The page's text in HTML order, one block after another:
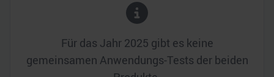
Für das Jahr 2025 gibt es keine
gemeinsamen Anwendungs-Tests der beiden